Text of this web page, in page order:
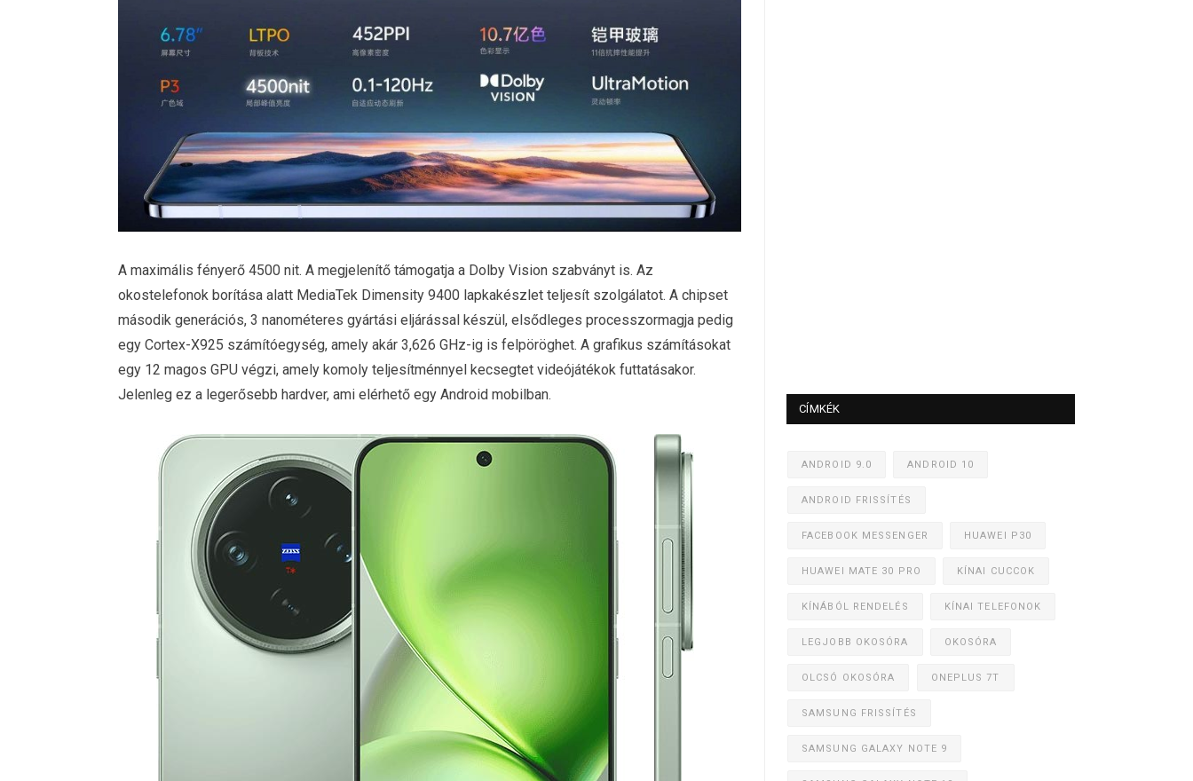
A maximális fényerő 4500 nit. A megjelenítő támogatja a Dolby Vision szabványt is. Az
okostelefonok borítása alatt MediaTek Dimensity 9400 lapkakészlet teljesít szolgálatot. A chipset
második generációs, 3 nanométeres gyártási eljárással készül, elsődleges processzormagja pedig
egy Cortex-X925 számítóegység, amely akár 3,626 GHz-ig is felpöröghet. A grafikus számításokat
egy 12 magos GPU végzi, amely komoly teljesítménnyel kecsegtet videójátékok futtatásakor.
Jelenleg ez a legerősebb hardver, ami elérhető egy Android mobilban.
CÍMKÉK
ANDROID 9.0 ANDROID 10
ANDROID FRISSÍTÉS
FACEBOOK MESSENGER HUAWEI P30
HUAWEI MATE 30 PRO KÍNAI CUCCOK
KÍNÁBÓL RENDELÉS KÍNAI TELEFONOK
LEGJOBB OKOSÓRA OKOSÓRA
OLCSÓ OKOSÓRA ONEPLUS 7T
SAMSUNG FRISSÍTÉS
SAMSUNG GALAXY NOTE 9